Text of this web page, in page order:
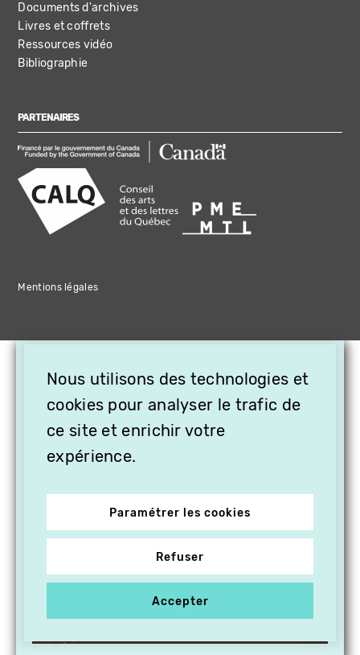
Documents d'archives
Livres et coffrets
Ressources vidéo
Bibliographie
PARTENAIRES
Mentions légales
Nous utilisons des technologies et
cookies pour analyser le trafic de
ce site et enrichir votre
expérience.
Paramétrer les cookies
Refuser
Accepter
OFFREZ LA VIDÉO EN
CADEAU, ABONNEZ VOS
PROCHES À VITHÈQUE !